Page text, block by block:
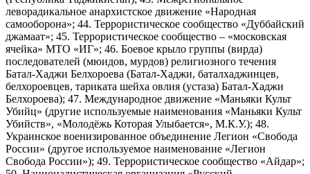
леворадикальное анархистское движение «Народная
самооборона»; 44. Террористическое сообщество «Дуббайский
джамаат»; 45. Террористическое сообщество – «московская
ячейка» МТО «ИГ»; 46. Боевое крыло группы (вирда)
последователей (мюидов, мурдов) религиозного течения
Батал-Хаджи Белхороева (Батал-Хаджи, баталхаджинцев,
белхороевцев, тариката шейха овлия (устаза) Батал-Хаджи
Белхороева); 47. Международное движение «Маньяки Культ
Убийц» (другие используемые наименования «Маньяки Культ
Убийств», «Молодёжь Которая Улыбается», М.К.У.); 48.
Украинское военизированное объединение Легион «Свобода
России» (другое используемое наименование «Легион
Свобода России»); 49. Террористическое сообщество «Айдар»;